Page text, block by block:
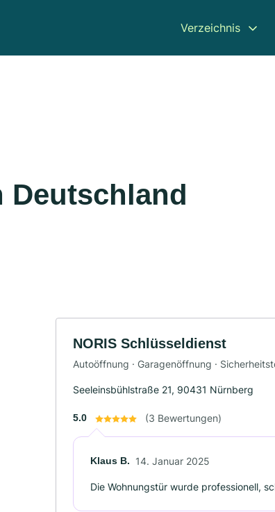
Verzeichnis
NORIS Schlüsseldienst
Autoöffnung · Garagenöffnung ·
Seeleinsbühlstraße 21, 90431 Nürnberg
5.0 (3 Bewertungen)
Klaus B. 14. Januar 2025
Die Wohnungstür wurde professionell,